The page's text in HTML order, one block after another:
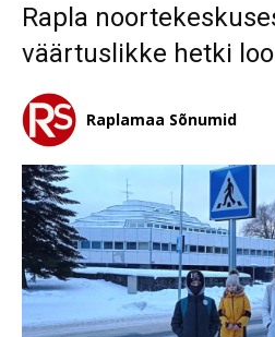
Rapla
väärtuslikke hetki
Raplamaa Sõnumid